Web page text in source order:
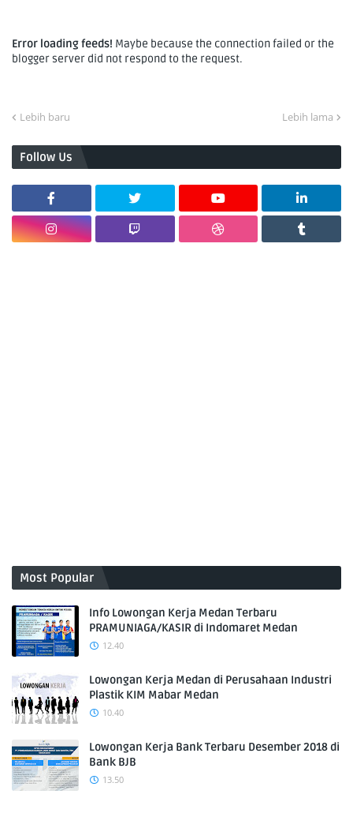
Error loading feeds! Maybe because the connection failed or the
blogger server did not respond to the request.
Lebih baru Lebih lama
Follow Us
Most Popular
Info Lowongan Kerja Medan Terbaru
PRAMUNIAGA/KASIR di Indomaret Medan
12.40
Lowongan Kerja Medan di Perusahaan Industri
Plastik KIM Mabar Medan
10.40
Lowongan Kerja Bank Terbaru Desember 2018 di
Bank BJB
13.50